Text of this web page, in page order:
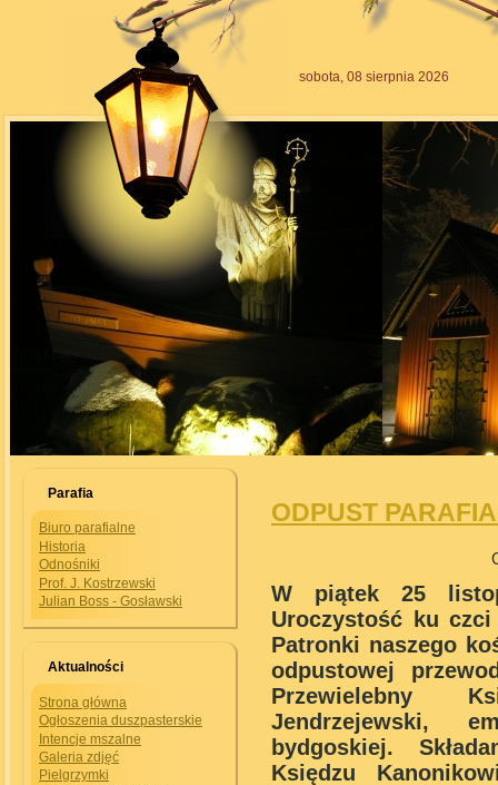
sobota, 08 sierpnia 2026
Parafia
Biuro parafialne
Historia
Odnośniki
Prof. J. Kostrzewski
Julian Boss - Gosławski
Aktualności
Strona główna
Ogłoszenia duszpasterskie
Intencje mszalne
Galeria zdjęć
Pielgrzymki
ODPUST
W piątek 25
Uroczystość ku
Patronki naszego
odpustowej
Przewielebny
Jendrzejewski,
bydgoskiej.
Księdzu